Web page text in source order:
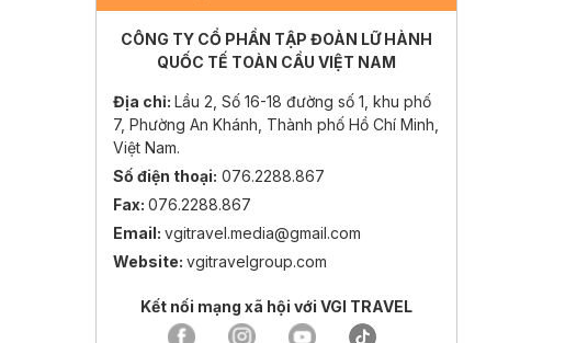
CÔNG TY CỔ PHẦN TẬP ĐOÀN LỮ HÀNH
QUỐC TẾ TOÀN CẦU VIỆT NAM
Địa chỉ: Lầu 2, Số 16-18 đường số 1, khu phố
7, Phường An Khánh, Thành phố Hồ Chí Minh,
Việt Nam.
Số điện thoại: 076.2288.867
Fax: 076.2288.867
Email: vgitravel.media@gmail.com
Website: vgitravelgroup.com
Kết nối mạng xã hội với VGI TRAVEL